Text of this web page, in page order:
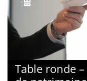
Table ronde